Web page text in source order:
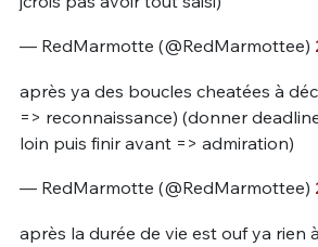
— RedMarmotte (@RedMarmottee)
après ya des boucles cheatées à
=> reconnaissance) (donner
loin puis finir avant => admiration)
— RedMarmotte (@RedMarmottee)
après la durée de vie est ouf ya rien